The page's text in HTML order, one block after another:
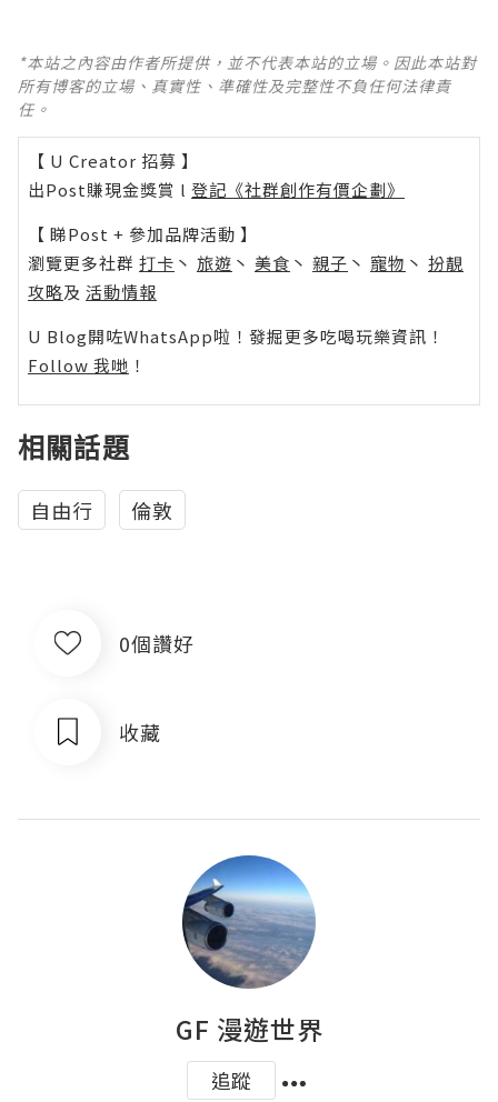
*本站之內容由作者所提供，並不代表本站的立場。因此本站對
所有博客的立場、真實性、準確性及完整性不負任何法律責
任。
【 U Creator 招募 】
出Post賺現金獎賞 l 登記《社群創作有價企劃》
【 睇Post + 參加品牌活動 】
瀏覽更多社群 打卡 丶 旅遊 丶 美食 丶 親子 丶 寵物 丶 扮靚
攻略及 活動情報
U Blog開咗WhatsApp啦！發掘更多吃喝玩樂資訊！
Follow 我哋 ！
相關話題
自由行 倫敦
0個讚好
收藏
GF 漫遊世界
追蹤